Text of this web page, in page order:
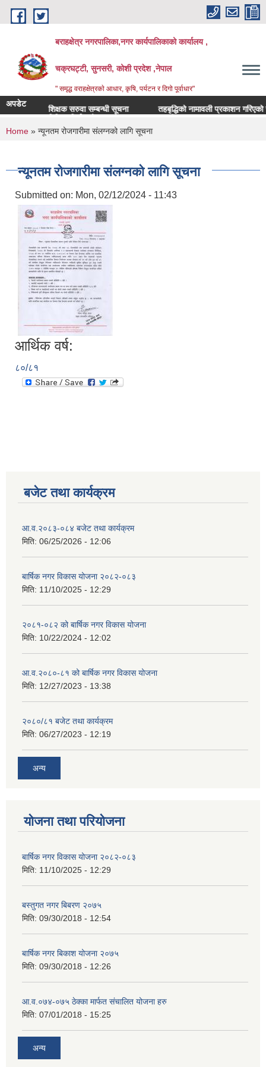
Skip to main content
बराहक्षेत्र नगरपालिका,नगर कार्यपालिकाको कार्यालय ,
चक्रघट्टी, सुनसरी, कोशी प्रदेश ,नेपाल
" समृद्ध वराहक्षेत्रकाे आधार, कृषि, पर्यटन र दिगो पूर्वाधार"
अपडेट
शिक्षक सरुवा सम्बन्धी सूचना
तहबृद्धिको नामावली प्रकाशन गरिएको सूचना
You are here
Home » न्यूनतम रोजगारीमा संलग्नको लागि सूचना
न्यूनतम रोजगारीमा संलग्नको लागि सूचना
Submitted on: Mon, 02/12/2024 - 11:43
आर्थिक वर्ष:
८०/८१
बजेट तथा कार्यक्रम
आ.व.२०८३-०८४ बजेट तथा कार्यक्रम
मिति: 06/25/2026 - 12:06
बार्षिक नगर विकास योजना २०८२-०८३
मिति: 11/10/2025 - 12:29
२०८१-०८२ को बार्षिक नगर विकास योजना
मिति: 10/22/2024 - 12:02
आ.व.२०८०-८१ को बार्षिक नगर विकास योजना
मिति: 12/27/2023 - 13:38
२०८०/८१ बजेट तथा कार्यक्रम
मिति: 06/27/2023 - 12:19
अन्य
योजना तथा परियोजना
बार्षिक नगर विकास योजना २०८२-०८३
मिति: 11/10/2025 - 12:29
बस्तुगत नगर बिबरण २०७५
मिति: 09/30/2018 - 12:54
बार्षिक नगर बिकाश योजना २०७५
मिति: 09/30/2018 - 12:26
आ.व.०७४-०७५ ठेक्का मार्फत संचालित योजना हरु
मिति: 07/01/2018 - 15:25
अन्य